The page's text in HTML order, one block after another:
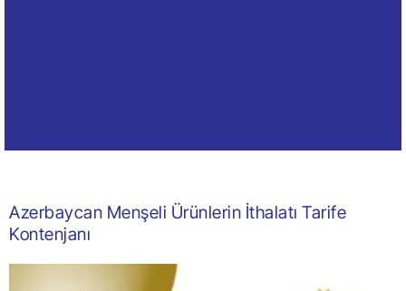
Azerbaycan Menşeli Ürünlerin İthalatı Tarife
Kontenjanı